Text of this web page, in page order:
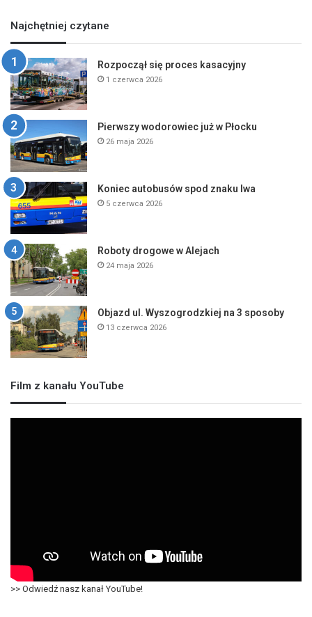
Najchętniej czytane
Rozpoczął się proces kasacyjny
1 czerwca 2026
Pierwszy wodorowiec już w Płocku
26 maja 2026
Koniec autobusów spod znaku lwa
5 czerwca 2026
Roboty drogowe w Alejach
24 maja 2026
Objazd ul. Wyszogrodzkiej na 3 sposoby
13 czerwca 2026
Film z kanału YouTube
>> Odwiedź nasz kanał YouTube!